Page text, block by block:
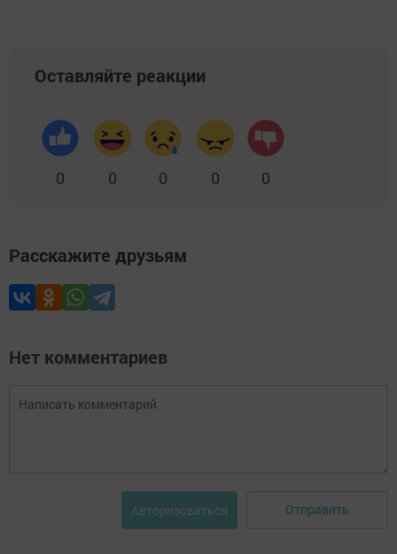
Оставляйте реакции
0 0 0 0 0
Расскажите друзьям
Нет комментариев
Авторизоваться Отправить